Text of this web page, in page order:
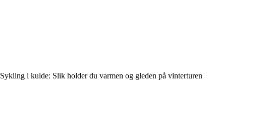
Sykling i kulde: Slik holder du varmen og gleden på vinterturen